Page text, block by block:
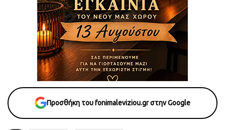
Προσθήκη του fonimaleviziou.gr στην Google